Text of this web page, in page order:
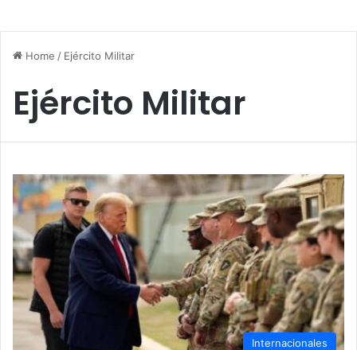
Home / Ejército Militar
Ejército Militar
Internacionales